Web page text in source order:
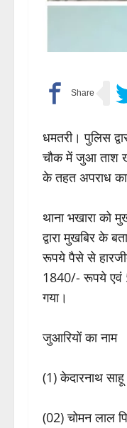
धमतरी। पुलिस
चौक में जुआ ताश
के तहत अपराध
थाना भखारा को
द्वारा मुखबिर के
रूपये पैसे से
1840/- रूपये एवं
गया।
जुआरियों का नाम
(1) केदारनाथ
(02) चोमन लाल